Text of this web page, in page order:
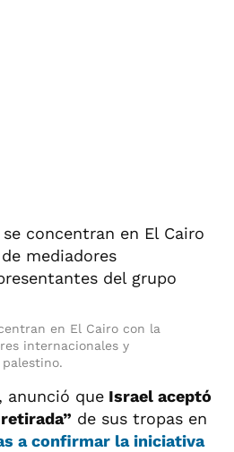
en El Cairo con la
internacionales y
, anunció que Israel aceptó
de sus tropas en
a confirmar la iniciativa